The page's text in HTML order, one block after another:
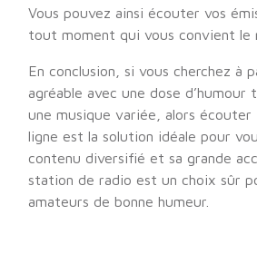
Vous pouvez ainsi écouter vos
tout moment qui vous convient le
En conclusion, si vous cherchez à
agréable avec une dose
une musique variée, alors écouter
ligne est la solution idéale pour
contenu diversifié et sa grande
station de radio est un choix sûr
amateurs de bonne humeur.